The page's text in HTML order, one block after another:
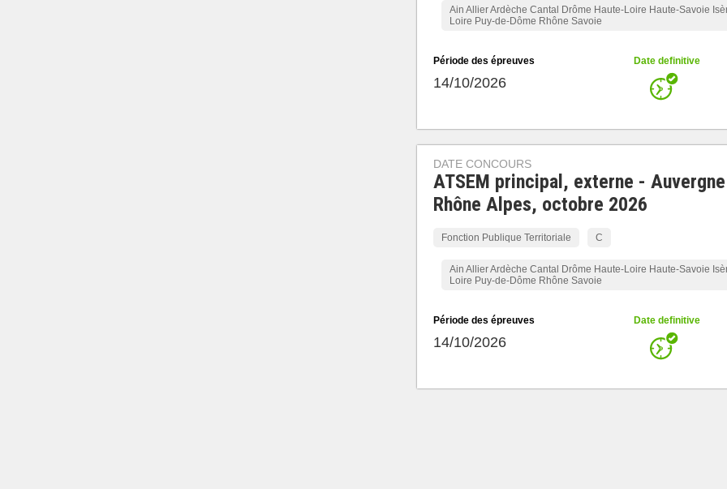
Ain Allier Ardèche Cantal Drôme Haute-Loire Haute-Savoie
Loire Puy-de-Dôme Rhône Savoie
Période des épreuves
14/10/2026
Date definitive
DATE CONCOURS
ATSEM principal, externe - Auvergne
Rhône Alpes, octobre 2026
Fonction Publique Territoriale C
Ain Allier Ardèche Cantal Drôme Haute-Loire Haute-Savoie
Loire Puy-de-Dôme Rhône Savoie
Période des épreuves
14/10/2026
Date definitive